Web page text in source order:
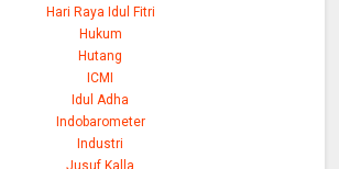
Hari Raya Idul Fitri
Hukum
Hutang
ICMI
Idul Adha
Indobarometer
Industri
Jusuf Kalla